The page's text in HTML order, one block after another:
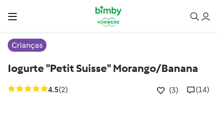
Crianças
Iogurte "Petit Suisse" Morango/Banana
4.5(2) (3) (14)